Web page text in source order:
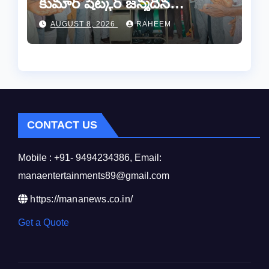
కుమార్ షెట్కర్ జన్మదిన
వేడుకలు..
AUGUST 8, 2026 RAHEEM
CONTACT US
Mobile : +91- 9494234386, Email:
manaentertainments89@gmail.com
https://mananews.co.in/
Get a Quote